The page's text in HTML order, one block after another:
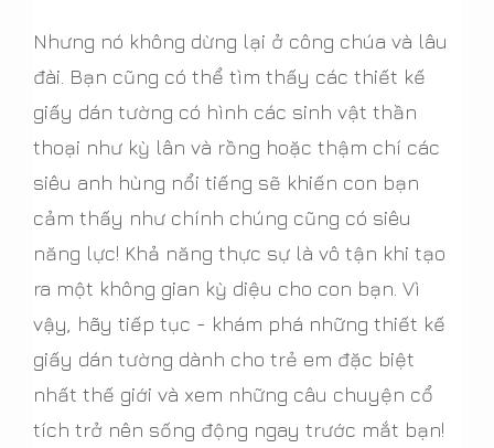
Nhưng nó không dừng lại ở công chúa và lâu
đài. Bạn cũng có thể tìm thấy các thiết kế
giấy dán tường có hình các sinh vật thần
thoại như kỳ lân và rồng hoặc thậm chí các
siêu anh hùng nổi tiếng sẽ khiến con bạn
cảm thấy như chính chúng cũng có siêu
năng lực! Khả năng thực sự là vô tận khi tạo
ra một không gian kỳ diệu cho con bạn. Vì
vậy, hãy tiếp tục - khám phá những thiết kế
giấy dán tường dành cho trẻ em đặc biệt
nhất thế giới và xem những câu chuyện cổ
tích trở nên sống động ngay trước mắt bạn!